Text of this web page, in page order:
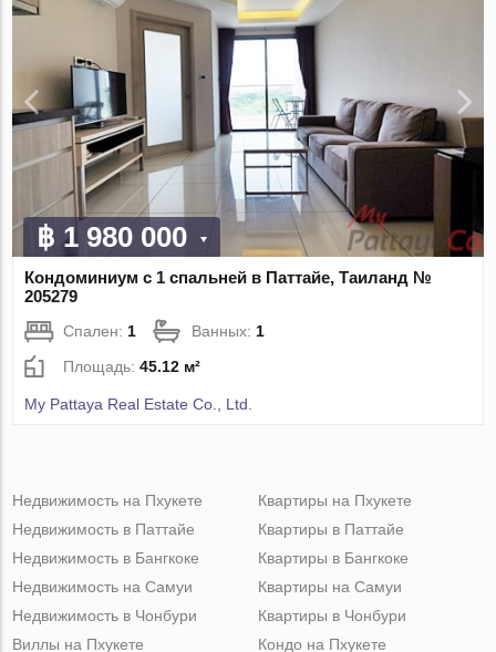
฿ 1 980 000
Кондоминиум с 1 спальней в Паттайе, Таиланд №
205279
Спален:1 Ванных:1
Площадь:45.12 м²
My Pattaya Real Estate Co., Ltd.
Недвижимость на Пхукете
Недвижимость в Паттайе
Недвижимость в Бангкоке
Недвижимость на Самуи
Недвижимость в Чонбури
Квартиры на Пхукете
Квартиры в Паттайе
Квартиры в Бангкоке
Квартиры на Самуи
Квартиры в Чонбури
Виллы на Пхукете
Кондо на Пхукете